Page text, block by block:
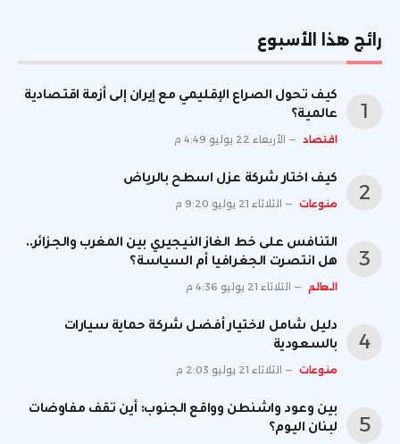
رائج هذا الأسبوع
كيف تحول الصراع الإقليمي مع إيران إلى أزمة اقتصادية
عالمية؟
اقتصاد الأربعاء 22 يوليو 4:49 م
كيف اختار شركة عزل اسطح بالرياض
منوعات الثلاثاء 21 يوليو 9:20 م
التنافس على خط الغاز النيجيري بين المغرب والجزائر..
هل انتصرت الجغرافيا أم السياسة؟
العالم الثلاثاء 21 يوليو 4:36 م
دليل شامل لاختيار أفضل شركة حماية سيارات
بالسعودية
منوعات الثلاثاء 21 يوليو 2:03 م
بين وعود واشنطن وواقع الجنوب: أين تقف مفاوضات
لبنان اليوم؟